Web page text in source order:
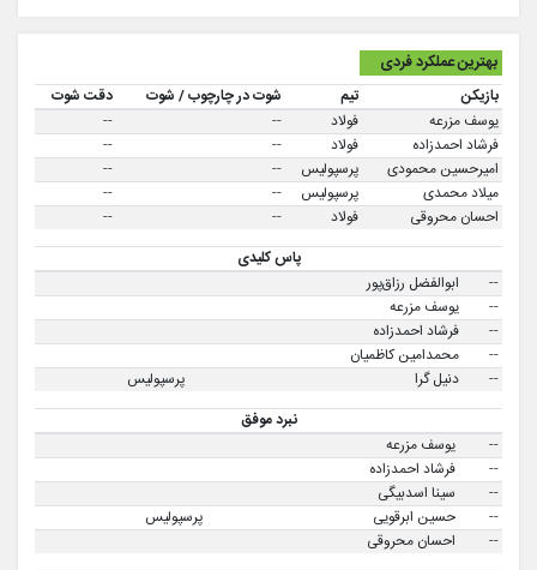
بهترین عملکرد فردی
بازیکن تیم شوت در چارچوب / شوت
دقت شوت
یوسف مزرعه
فولاد --
--
فرشاد احمدزاده
فولاد --
--
امیرحسین محمودی
پرسپولیس --
--
میلاد محمدی
پرسپولیس --
--
احسان محروقی
فولاد --
--
پاس کلیدی
--
ابوالفضل رزاق‌پور
--
یوسف مزرعه
--
فرشاد احمدزاده
--
محمدامین کاظمیان
--
دنیل گرا
پرسپولیس
نبرد موفق
--
یوسف مزرعه
--
فرشاد احمدزاده
--
سینا اسدبیگی
--
حسین ابرقویی
پرسپولیس
--
احسان محروقی